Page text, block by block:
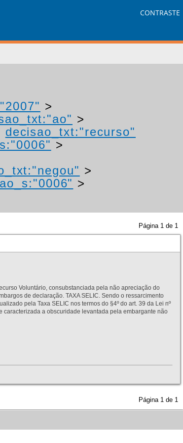
CONTRASTE
>
>
decisao_txt:"recurso"
>
>
>
Página 1 de 1
Voluntário, consubstanciada pela não apreciação do
de declaração. TAXA SELIC. Sendo o ressarcimento
pela Taxa SELIC nos termos do §4º do art. 39 da Lei nº
caracterizada a obscuridade levantada pela embargante não
Página 1 de 1